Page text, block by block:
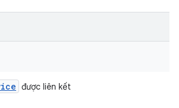
được liên kết